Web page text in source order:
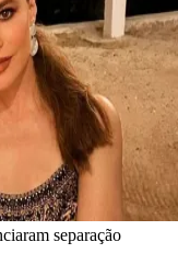
separação